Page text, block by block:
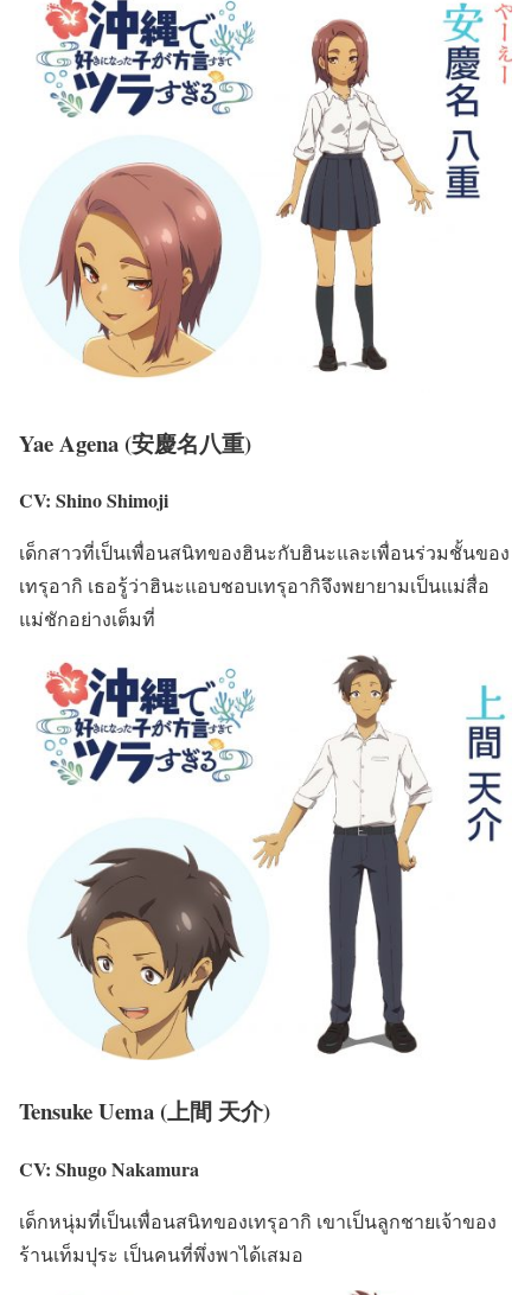
Yae Agena (安慶名八重)
CV: Shino Shimoji
เด็กสาวที่เป็นเพื่อนสนิทของฮินะกับฮินะและเพื่อนร่วมชั้นของ
เทรุอากิ เธอรู้ว่าฮินะแอบชอบเทรุอากิจึงพยายามเป็นแม่สื่อ
แม่ชักอย่างเต็มที่
Tensuke Uema (上間 天介)
CV: Shugo Nakamura
เด็กหนุ่มที่เป็นเพื่อนสนิทของเทรุอากิ เขาเป็นลูกชายเจ้าของ
ร้านเท็มปุระ เป็นคนที่พึ่งพาได้เสมอ